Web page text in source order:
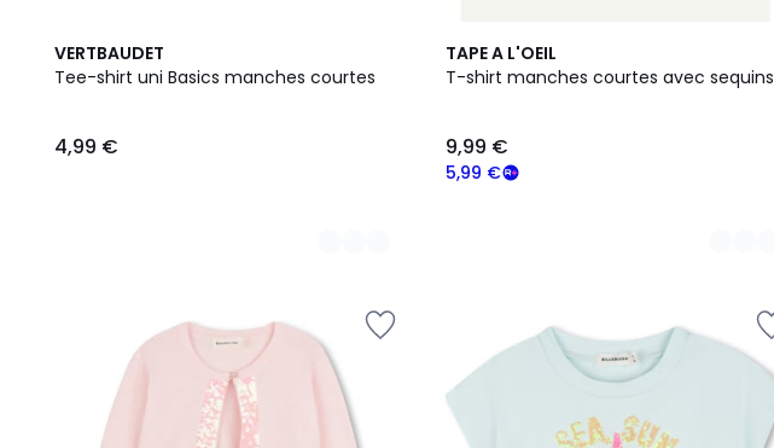
VERTBAUDET
Tee-shirt uni Basics manches courtes
€.
4,99 €
4
Couleurs
TAPE A L'OEIL
T-shirt manches courtes avec sequins
5,99 €
9,99 €
3
Couleurs